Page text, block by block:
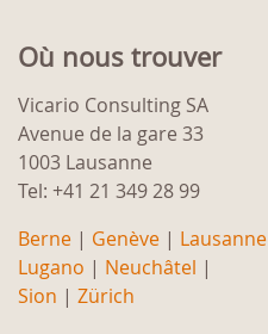
Où nous trouver
Vicario Consulting SA
Avenue de la gare 33
1003 Lausanne
Tel: +41 21 349 28 99
Berne | Genève | Lausanne
Lugano | Neuchâtel |
Sion | Zürich